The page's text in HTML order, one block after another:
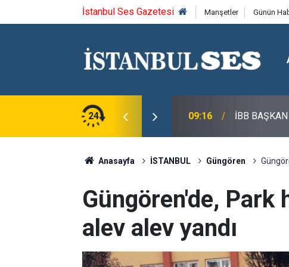
İstanbul Ses Gazetesi Manşetler Günün
24
ÜNİVERSİTE DESTEĞİ 09:16 İBB
Anasayfa İSTANBUL Güngören
Güngören'de, Park
alev alev yandı